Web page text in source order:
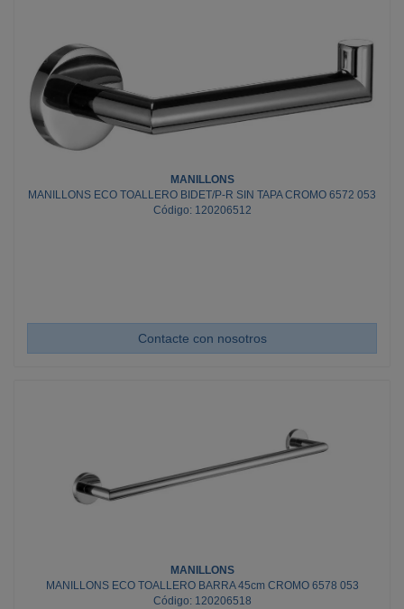
MANILLONS
MANILLONS ECO TOALLERO BIDET/P-R SIN TAPA CROMO 6572 053
Código: 120206512
Contacte con nosotros
MANILLONS
MANILLONS ECO TOALLERO BARRA 45cm CROMO 6578 053
Código: 120206518